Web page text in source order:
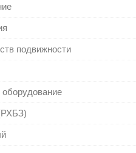
подвижности